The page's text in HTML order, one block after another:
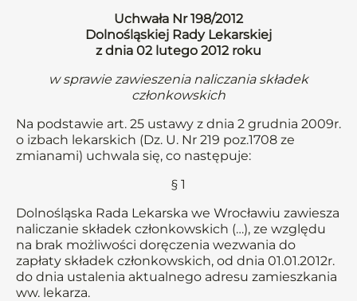
Uchwała Nr 198/2012
Dolnośląskiej Rady Lekarskiej
z dnia 02 lutego 2012 roku
w sprawie zawieszenia naliczania składek
członkowskich
Na podstawie art. 25 ustawy z dnia 2 grudnia 2009r.
o izbach lekarskich (Dz. U. Nr 219 poz.1708 ze
zmianami) uchwala się, co następuje:
§ 1
Dolnośląska Rada Lekarska we Wrocławiu zawiesza
naliczanie składek członkowskich (…), ze względu
na brak możliwości doręczenia wezwania do
zapłaty składek członkowskich, od dnia 01.01.2012r.
do dnia ustalenia aktualnego adresu zamieszkania
ww. lekarza.